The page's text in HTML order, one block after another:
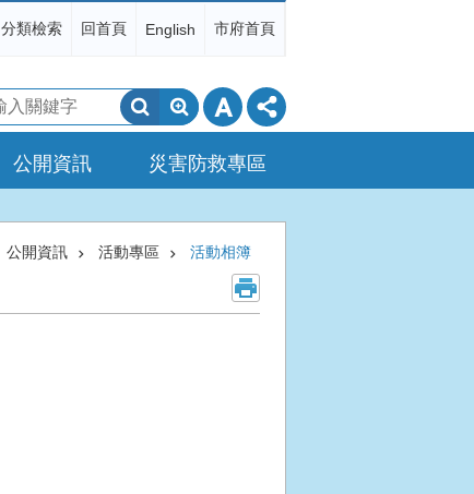
分類檢索 回首頁 English 市府首頁
搜
尋
公開資訊 災害防救專區
公開資訊 活動專區 活動相簿